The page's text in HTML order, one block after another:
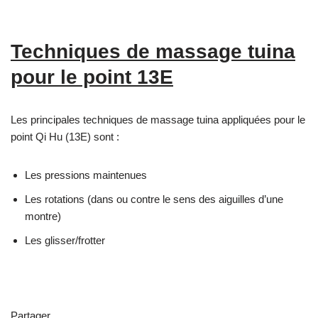
Techniques de massage tuina
pour le point 13E
Les principales techniques de massage tuina appliquées pour le
point Qi Hu (13E) sont :
Les pressions maintenues
Les rotations (dans ou contre le sens des aiguilles d’une
montre)
Les glisser/frotter
Partager